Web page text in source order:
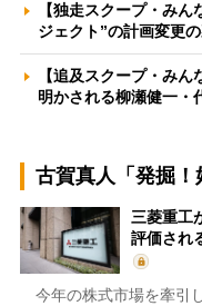
【独走スクープ・み
ジェクト”の計画変更
【追及スクープ・み
明かされる柳瀬健一・
古賀真人「発掘！
三菱重工
評価され
今年の株式市場を牽引